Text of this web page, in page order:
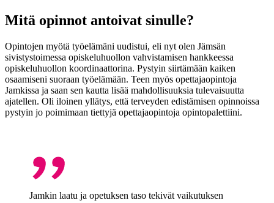
Mitä opinnot antoivat sinulle?
Opintojen myötä työelämäni uudistui, eli nyt olen Jämsän
sivistystoimessa opiskeluhuollon vahvistamisen hankkeessa
opiskeluhuollon koordinaattorina. Pystyin siirtämään kaiken
osaamiseni suoraan työelämään. Teen myös opettajaopintoja
Jamkissa ja saan sen kautta lisää mahdollisuuksia tulevaisuutta
ajatellen. Oli iloinen yllätys, että terveyden edistämisen opinnoissa
pystyin jo poimimaan tiettyjä opettajaopintoja opintopalettiini.
Jamkin laatu ja opetuksen taso tekivät vaikutuksen